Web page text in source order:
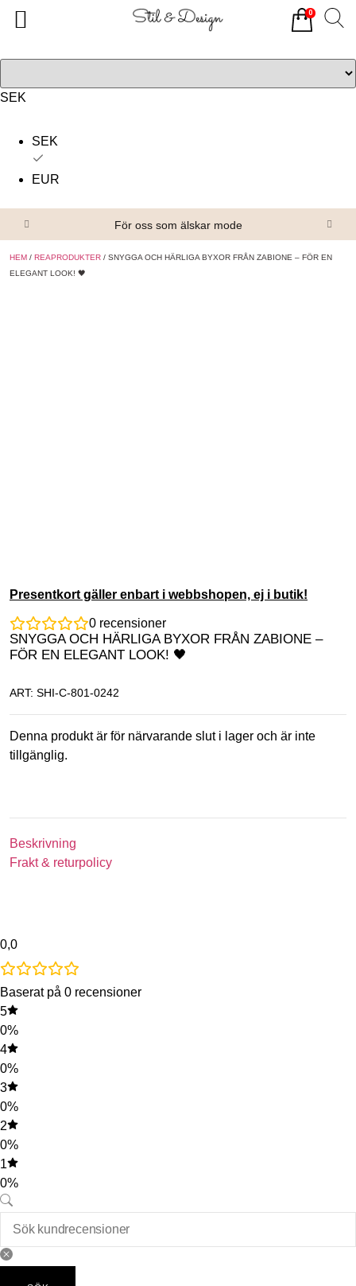
SEK
SEK
EUR
För oss som älskar mode
HEM / REAPRODUKTER / SNYGGA OCH HÄRLIGA BYXOR FRÅN ZABIONE – FÖR EN
ELEGANT LOOK! 🖤
Presentkort gäller enbart i webbshopen, ej i butik!
0 recensioner
SNYGGA OCH HÄRLIGA BYXOR FRÅN ZABIONE –
FÖR EN ELEGANT LOOK! 🖤
ART: SHI-C-801-0242
Denna produkt är för närvarande slut i lager och är inte
tillgänglig.
Beskrivning
Frakt & returpolicy
0,0
Baserat på 0 recensioner
5
0%
4
0%
3
0%
2
0%
1
0%
0
Alla produkter
Om oss